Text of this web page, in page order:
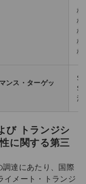
株
株
株
株
株
ンス・ターゲッ
満
び トランジシ
に関する第三
調達にあたり、国際
イメート・トランジ